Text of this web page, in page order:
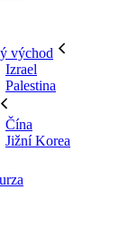
východ
Izrael
Palestina
Čína
Jižní Korea